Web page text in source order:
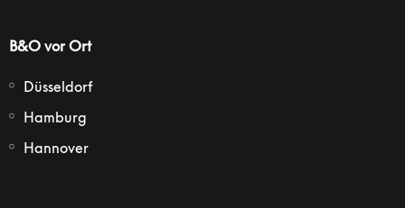
B&O vor Ort
Düsseldorf
Hamburg
Hannover